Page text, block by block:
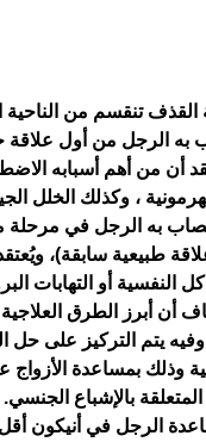
تنقسم من الناحية
به الرجل من أول علاقة
أن من أهم أسبابه
، وكذلك الخلل
به الرجل في مرحلة
طبيعية سابقة)،
النفسية أو التهابات
أن أبرز الطرق
وفيه يتم التركيز على حل
وذلك بمساعدة
بالإشباع الجنسي.
الرجل في أنيكون أقل